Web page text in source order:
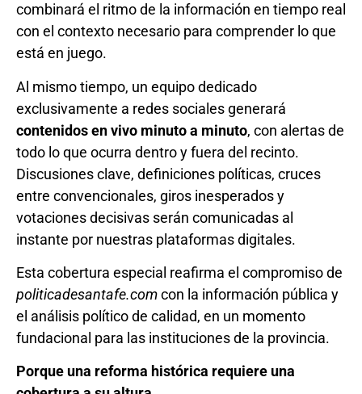
combinará el ritmo de la información en tiempo real
con el contexto necesario para comprender lo que
está en juego.
Al mismo tiempo, un equipo dedicado
exclusivamente a redes sociales generará
contenidos en vivo minuto a minuto, con alertas de
todo lo que ocurra dentro y fuera del recinto.
Discusiones clave, definiciones políticas, cruces
entre convencionales, giros inesperados y
votaciones decisivas serán comunicadas al
instante por nuestras plataformas digitales.
Esta cobertura especial reafirma el compromiso de
politicadesantafe.comcon la información pública y
el análisis político de calidad, en un momento
fundacional para las instituciones de la provincia.
Porque una reforma histórica requiere una